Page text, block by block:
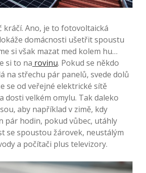
kráčí. Ano, je to fotovoltaická
domácnosti ušetřit spoustu
si však mazat med kolem hu…
si to na rovinu. Pokud se někdo
na střechu pár panelů, svede dolů
se od veřejné elektrické sítě
dosti velkém omylu. Tak daleko
aby například v zimě, kdy
pár hodin, pokud vůbec, utáhly
se spoustou žárovek, neustálým
a počítači plus televizory.